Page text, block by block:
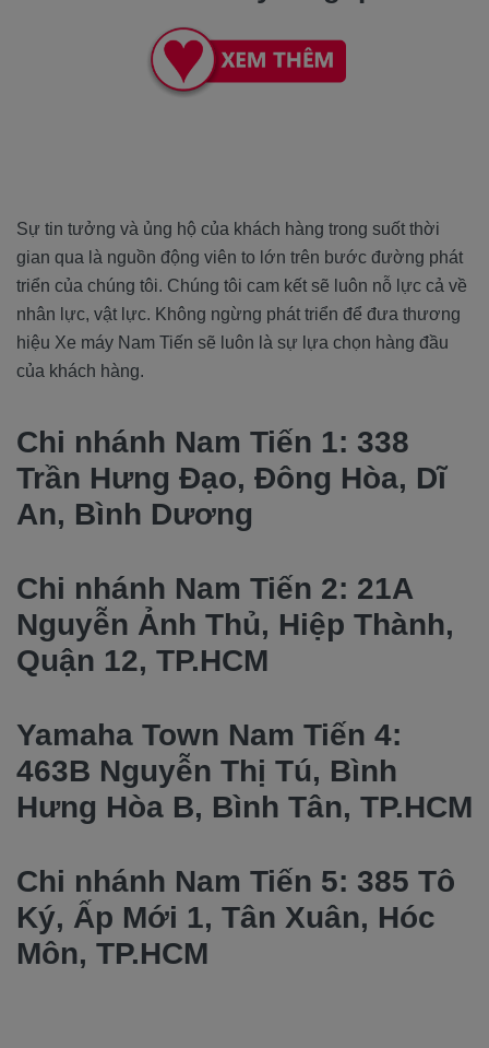
Sự tin tưởng và ủng hộ của khách hàng trong suốt thời
gian qua là nguồn động viên to lớn trên bước đường phát
triển của chúng tôi. Chúng tôi cam kết sẽ luôn nỗ lực cả về
nhân lực, vật lực. Không ngừng phát triển để đưa thương
hiệu Xe máy Nam Tiến sẽ luôn là sự lựa chọn hàng đầu
của khách hàng.
Chi nhánh Nam Tiến 1: 338
Trần Hưng Đạo, Đông Hòa, Dĩ
An, Bình Dương
Chi nhánh Nam Tiến 2: 21A
Nguyễn Ảnh Thủ, Hiệp Thành,
Quận 12, TP.HCM
Yamaha Town Nam Tiến 4:
463B Nguyễn Thị Tú, Bình
Hưng Hòa B, Bình Tân, TP.HCM
Chi nhánh Nam Tiến 5: 385 Tô
Ký, Ấp Mới 1, Tân Xuân, Hóc
Môn, TP.HCM